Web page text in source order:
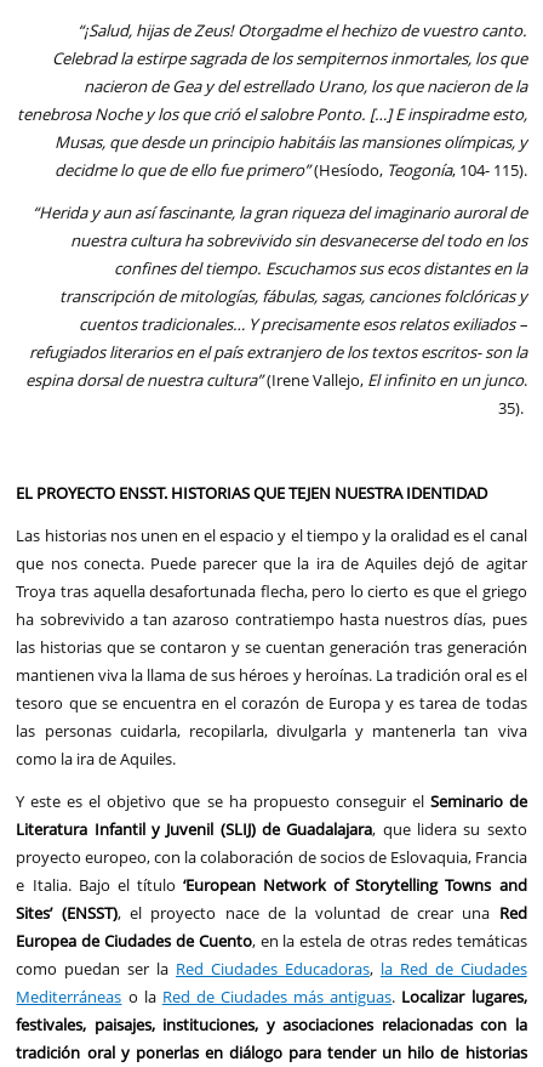
“¡Salud, hijas de Zeus! Otorgadme el hechizo de vuestro canto.
Celebrad la estirpe sagrada de los sempiternos inmortales, los que
nacieron de Gea y del estrellado Urano, los que nacieron de la
tenebrosa Noche y los que crió el salobre Ponto. […] E inspiradme esto,
Musas, que desde un principio habitáis las mansiones olímpicas, y
decidme lo que de ello fue primero”(Hesíodo, Teogonía, 104- 115).
“Herida y aun así fascinante, la gran riqueza del imaginario auroral de
nuestra cultura ha sobrevivido sin desvanecerse del todo en los
confines del tiempo. Escuchamos sus ecos distantes en la
transcripción de mitologías, fábulas, sagas, canciones folclóricas y
cuentos tradicionales… Y precisamente esos relatos exiliados –
refugiados literarios en el país extranjero de los textos escritos- son la
espina dorsal de nuestra cultura”(Irene Vallejo, El infinito en un junco.
35).
EL PROYECTO ENSST. HISTORIAS QUE TEJEN NUESTRA IDENTIDAD
Las historias nos unen en el espacio y el tiempo y la oralidad es el canal
que nos conecta. Puede parecer que la ira de Aquiles dejó de agitar
Troya tras aquella desafortunada flecha, pero lo cierto es que el griego
ha sobrevivido a tan azaroso contratiempo hasta nuestros días, pues
las historias que se contaron y se cuentan generación tras generación
mantienen viva la llama de sus héroes y heroínas. La tradición oral es el
tesoro que se encuentra en el corazón de Europa y es tarea de todas
las personas cuidarla, recopilarla, divulgarla y mantenerla tan viva
como la ira de Aquiles.
Y este es el objetivo que se ha propuesto conseguir el Seminario de
Literatura Infantil y Juvenil (SLIJ) de Guadalajara, que lidera su sexto
proyecto europeo, con la colaboración de socios de Eslovaquia, Francia
e Italia. Bajo el título ‘European Network of Storytelling Towns and
Sites’ (ENSST), el proyecto nace de la voluntad de crear una Red
Europea de Ciudades de Cuento, en la estela de otras redes temáticas
como puedan ser la Red Ciudades Educadoras, la Red de Ciudades
Mediterráneas o la Red de Ciudades más antiguas. Localizar lugares,
festivales, paisajes, instituciones, y asociaciones relacionadas con la
tradición oral y ponerlas en diálogo para tender un hilo de historias